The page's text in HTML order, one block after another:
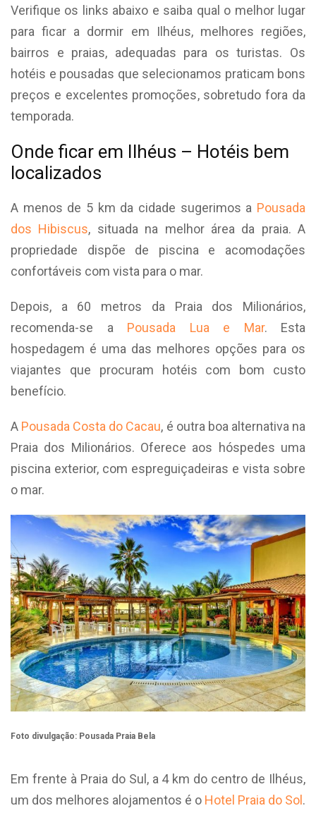
Verifique os links abaixo e saiba qual o melhor lugar
para ficar a dormir em Ilhéus, melhores regiões,
bairros e praias, adequadas para os turistas. Os
hotéis e pousadas que selecionamos praticam bons
preços e excelentes promoções, sobretudo fora da
temporada.
Onde ficar em Ilhéus – Hotéis bem
localizados
A menos de 5 km da cidade sugerimos a Pousada
dos Hibiscus, situada na melhor área da praia. A
propriedade dispõe de piscina e acomodações
confortáveis com vista para o mar.
Depois, a 60 metros da Praia dos Milionários,
recomenda-se a Pousada Lua e Mar. Esta
hospedagem é uma das melhores opções para os
viajantes que procuram hotéis com bom custo
benefício.
A Pousada Costa do Cacau, é outra boa alternativa na
Praia dos Milionários. Oferece aos hóspedes uma
piscina exterior, com espreguiçadeiras e vista sobre
o mar.
Foto divulgação: Pousada Praia Bela
Em frente à Praia do Sul, a 4 km do centro de Ilhéus,
um dos melhores alojamentos é o Hotel Praia do Sol .